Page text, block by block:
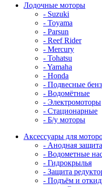
Лодочные моторы
- Suzuki
- Toyama
- Parsun
- Reef Rider
- Mercury
- Tohatsu
- Yamaha
- Honda
- Подвесные
- Водомётные
- Электромоторы
- Стационарные
- Б/у моторы
Аксессуары для
- Анодная защита
- Водометные
- Гидрокрылья
- Защита
- Подъём и